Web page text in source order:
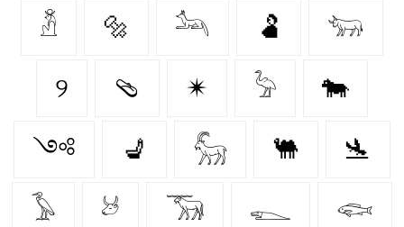
𓁳 🔩 𓃢 🫃 𓃓
୨ 🩴 ✴ 𓅦 🐄
༺ 💺 𓃵 🐫 🛬
𓅥 𓃾 𓃝 𓆍 𓆟